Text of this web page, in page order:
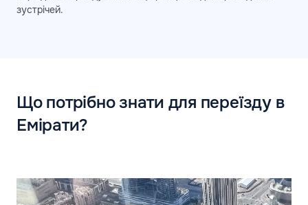
зустрічей.
Що потрібно знати для переїзду в
Емірати?